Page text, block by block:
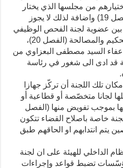
من مجلسها الذي يختار
كذلك رئيس اللجنة ونائبه (الفصل 19) واضافة لذلك لا يجوز
بين عضوية لجنة الفحص الوظيفي
وإصلاح المؤسّسات ولجنة التحكيم والمصالحة (الفصل 20)،
السيد مصطفى البعزاوي من
قد ادى الى شغور في رئاسة
تلك اللجنة أن تركّز جهازا
لجانا متخصّصة أو قطاعية أو
بموجب تفويض منها (الفصل
خاصة باصلاح القضاء تتكون
يتم انتدابهم او الحاقهم طبق
الداخلي للهيئة على ان لجنة
تضبط قواعد وإجراءات